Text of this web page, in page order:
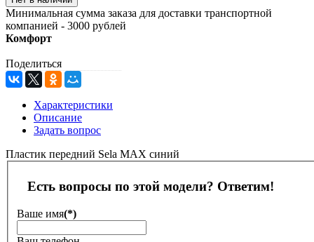
Минимальная сумма заказа для доставки транспортной
компанией - 3000 рублей
Комфорт
Поделиться
Характеристики
Описание
Задать вопрос
Пластик передний Sela MAX синий
Есть вопросы по этой модели? Ответим!
Ваше имя(*)